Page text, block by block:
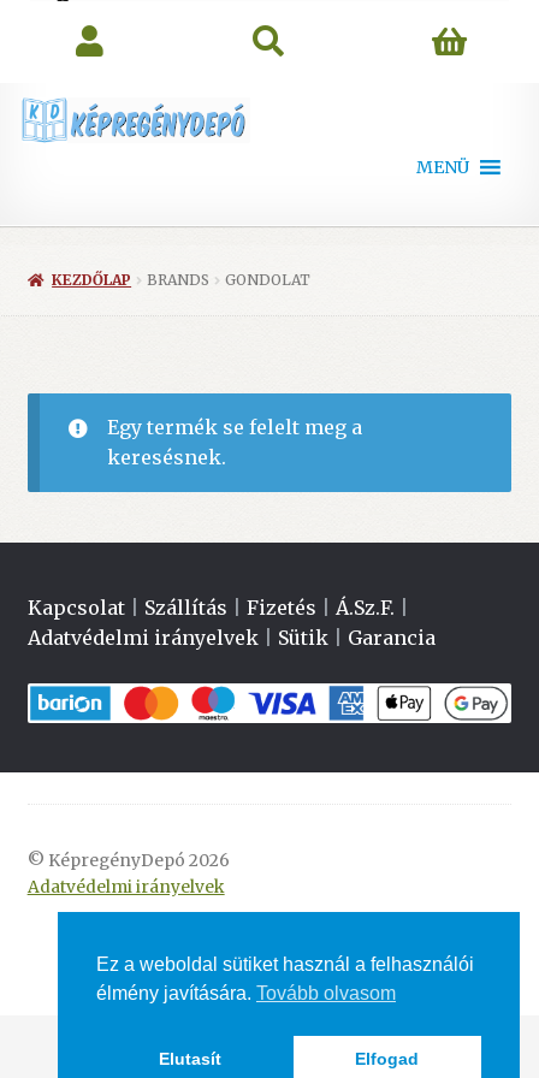
MENÜ
KEZDŐLAP BRANDS GONDOLAT
Egy termék se felelt meg a
keresésnek.
Kapcsolat| Szállítás Fizetés Á.Sz.F.
Adatvédelmi irányelvek| Sütik| Garancia
© KépregényDepó 2026
Adatvédelmi irányelvek
Ez a weboldal sütiket használ a felhasználói
élmény javítására. Tovább olvasom
Elutasít Elfogad